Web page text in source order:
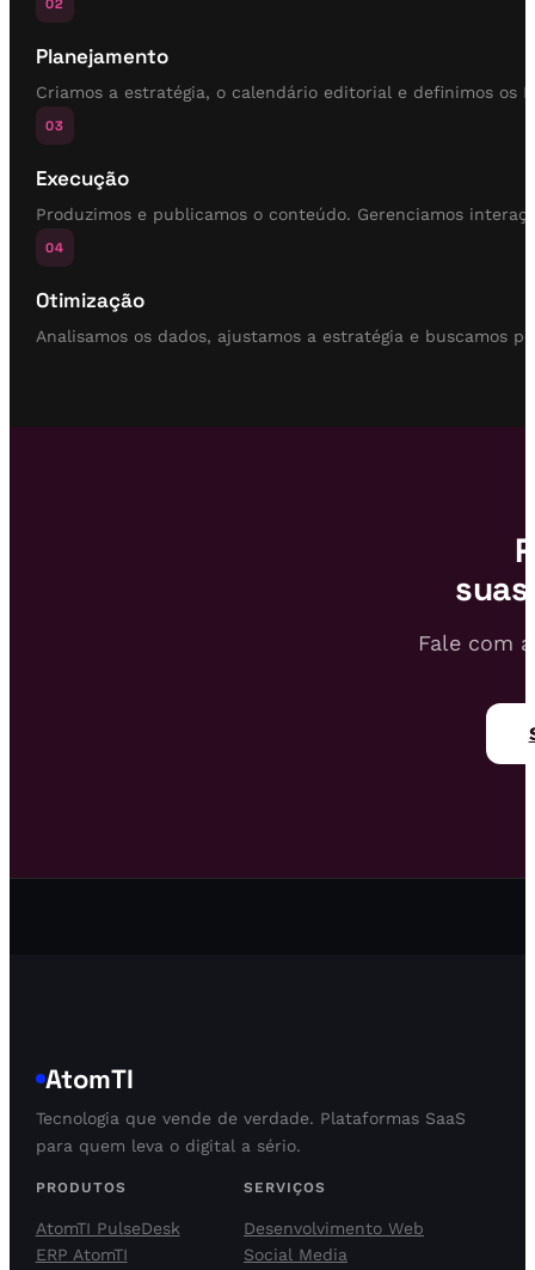
02
Planejamento
Criamos a estratégia, o calendário editorial e definimos os
03
Execução
Produzimos e publicamos o conteúdo. Gerenciamos
04
Otimização
Analisamos os dados, ajustamos a estratégia e buscamos
Fale com
AtomTI
Tecnologia que vende de verdade. Plataformas SaaS
para quem leva o digital a sério.
PRODUTOS
AtomTI PulseDesk
ERP AtomTI
SERVIÇOS
Desenvolvimento Web
Social Media